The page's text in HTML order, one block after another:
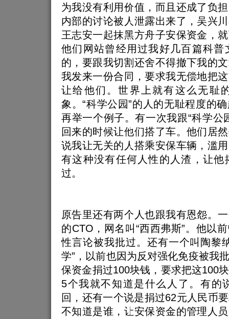
为我没有利用价值，而且还成了负
内部的讨论被人泄露出来了，吴兴
王志安一起抹黑方舟子安保资金，
他们网站曾经用过我好几百篇科普
的，要跟我切割还舍不得撤下我的
我发来一份合同，要求我无偿地把
让给他们。世界上就有这么无耻
象。“科学公园”的人的无耻程度的
再举一个例子。有一次我跟“科学公
回来的时候让他们搭了车。他们居
说我让无关的人搭乘安保车辆，滥
有这种没有任何人性的人渣，让他
过。
原告里还有两个人也跟我有恩怨。
的CTO，网名叫“西西弗斯”。他以
性言论被我批过。还有一个叫陶黎
学”，以前也因为反对强化免疫被我
保资金捐过100块钱，要求把这100
5个我就不知道是什么人了。有的
回，还有一个说是捐过62元人民币
不知道是谁，让安保资金的管理人